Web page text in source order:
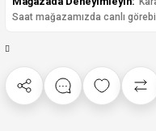
Saat mağazamızda canlı